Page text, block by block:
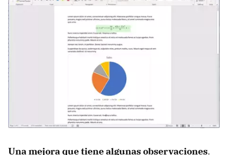
Una mejora que tiene algunas observaciones.